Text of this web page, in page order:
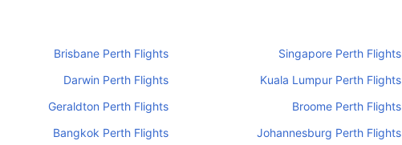
Singapore Perth Flights
Brisbane Perth Flights
Kuala Lumpur Perth Flights
Darwin Perth Flights
Broome Perth Flights
Geraldton Perth Flights
Johannesburg Perth Flights
Bangkok Perth Flights